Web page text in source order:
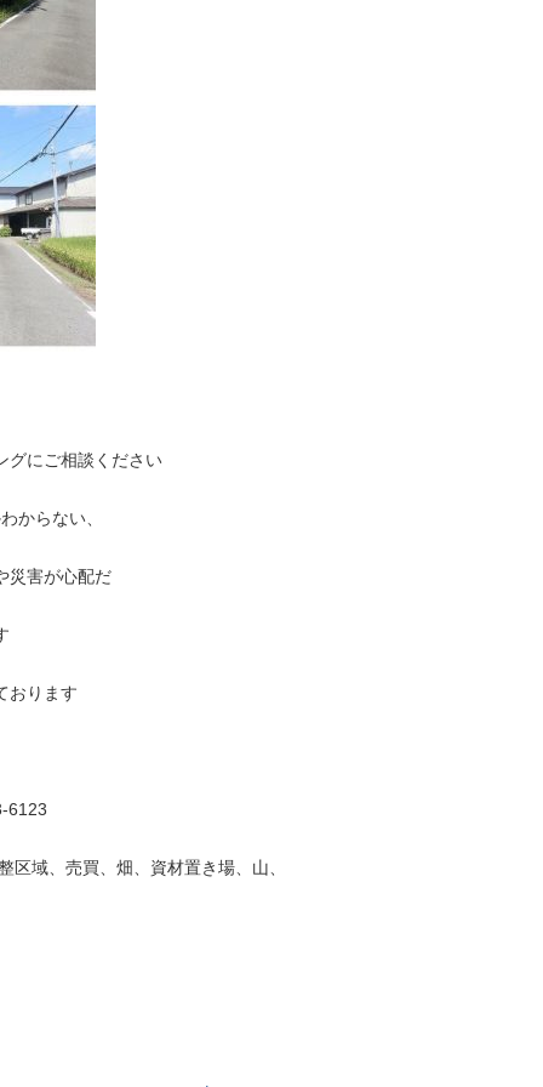
グにご相談ください
からない、
災害が心配だ
おります
6123
域、売買、畑、資材置き場、山、